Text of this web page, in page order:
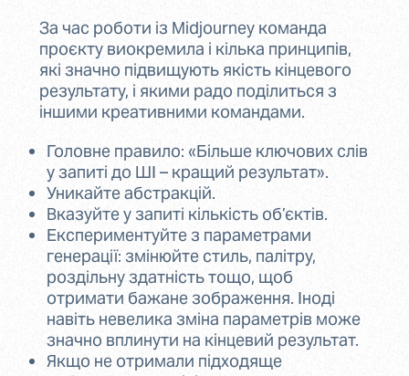
За час роботи із Midjourney команда
проєкту виокремила і кілька принципів,
які значно підвищують якість кінцевого
результату, і якими радо поділиться з
іншими креативними командами.
Головне правило: «Більше ключових слів
у запиті до ШІ – кращий результат».
Уникайте абстракцій.
Вказуйте у запиті кількість об’єктів.
Експериментуйте з параметрами
генерації: змінюйте стиль, палітру,
роздільну здатність тощо, щоб
отримати бажане зображення. Іноді
навіть невелика зміна параметрів може
значно вплинути на кінцевий результат.
Якщо не отримали підходяще